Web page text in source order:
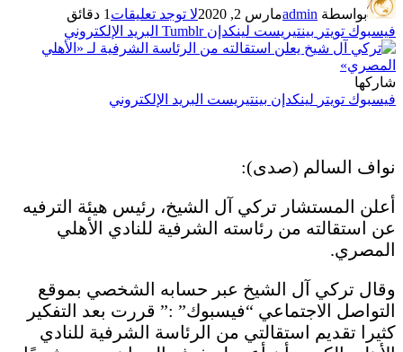
بواسطة adminمارس 2, 2020 لا توجد تعليقات 1 دقائق
فيسبوك تويتر بينتيريست لينكدإن Tumblr البريد الإلكتروني
شاركها
فيسبوك تويتر لينكدإن بينتيريست البريد الإلكتروني
نواف السالم (صدى):
أعلن المستشار تركي آل الشيخ، رئيس هيئة الترفيه
عن استقالته من رئاسته الشرفية للنادي الأهلي
المصري.
وقال تركي آل الشيخ عبر حسابه الشخصي بموقع
التواصل الاجتماعي “فيسبوك” :” قررت بعد التفكير
كثيرا تقديم استقالتي من الرئاسة الشرفية للنادي